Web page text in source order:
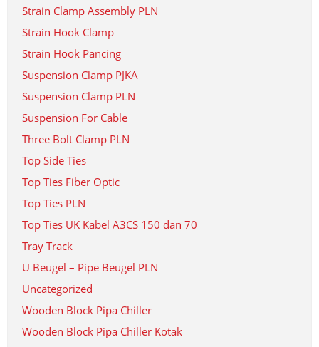
Strain Clamp Assembly PLN
Strain Hook Clamp
Strain Hook Pancing
Suspension Clamp PJKA
Suspension Clamp PLN
Suspension For Cable
Three Bolt Clamp PLN
Top Side Ties
Top Ties Fiber Optic
Top Ties PLN
Top Ties UK Kabel A3CS 150 dan 70
Tray Track
U Beugel – Pipe Beugel PLN
Uncategorized
Wooden Block Pipa Chiller
Wooden Block Pipa Chiller Kotak